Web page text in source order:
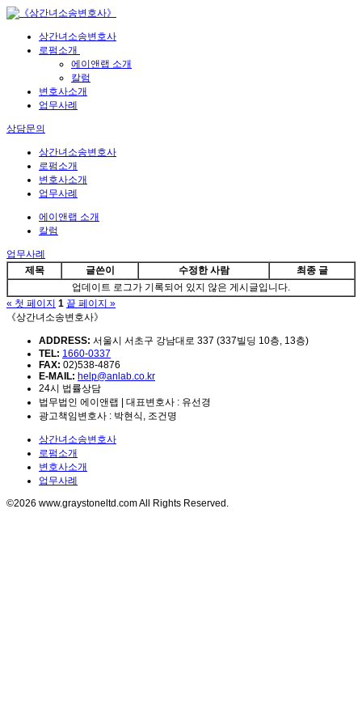
상간녀소송변호사
로펌소개
에이앤랩 소개
칼럼
변호사소개
업무사례
상담문의
상간녀소송변호사
로펌소개
변호사소개
업무사례
에이앤랩 소개
칼럼
업무사례
제목
글쓴이 수정한 사람
최종 글
업데이트 로그가 기록되어 있지 않은 게시글입니다.
« 첫 페이지 1 끝 페이지 »
《상간녀소송변호사》
ADDRESS: 서울시 서초구 강남대로 337 (337빌딩 10층, 13층)
TEL: 1660-0337
FAX: 02)538-4876
E-MAIL: help@anlab.co.kr
24시 법률상담
법무법인 에이앤랩 | 대표변호사 : 유선경
광고책임변호사 : 박현식, 조건명
상간녀소송변호사
로펌소개
변호사소개
업무사례
©2026 www.graystoneltd.com All Rights Reserved.